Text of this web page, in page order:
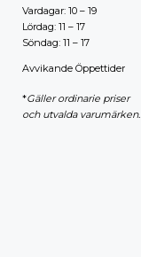
Vardagar: 10 – 19
Lördag: 11 – 17
Söndag: 11 – 17
Avvikande Öppettider
*Gäller ordinarie priser
och utvalda varumärken.